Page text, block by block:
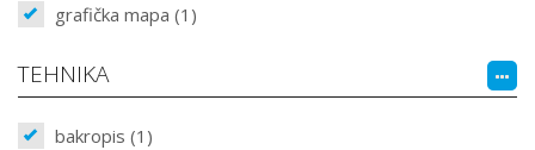
grafička mapa (1)
TEHNIKA
bakropis (1)